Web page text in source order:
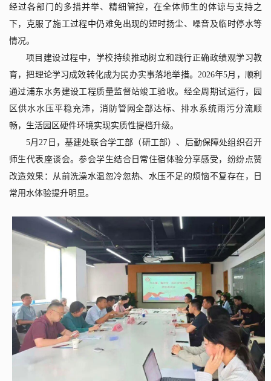
经过各部门的多措并举、精细管控，在全体师生的体谅与支持之
下，克服了施工过程中仍难免出现的短时扬尘、噪音及临时停水等
情况。
项目建设过程中，学校持续推动树立和践行正确政绩观学习教
育，把理论学习成效转化成为民办实事落地举措。 2026年5月，顺利
通过浦东水务建设工程质量监督站竣工验收。经全周期试运行，园
区供水水压平稳充沛，消防管网全部达标、排水系统雨污分流顺
畅，生活园区硬件环境实现实质性提档升级。
5月 27 日，基建处联合学工部（研工部）、后勤保障处组织召开
师生代表座谈会。参会学生结合日常住宿体验分享感受，纷纷点赞
改造效果：从前洗澡水温忽冷忽热、水压不足的烦恼不复存在，日
常用水体验提升明显。